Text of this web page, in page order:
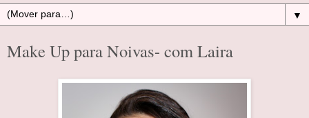
▼
Make Up para Noivas- com Laira